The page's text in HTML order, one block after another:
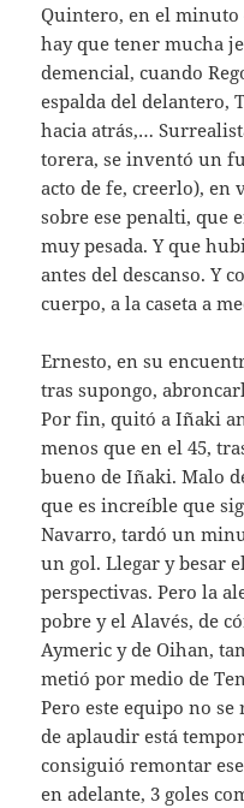
Quintero, en el
hay que tener mucha
demencial, cuando
espalda del delantero,
hacia atrás,…
torera, se inventó un
acto de fe, creerlo), en
sobre ese penalti, que
muy pesada. Y que
antes del descanso. Y
cuerpo, a la caseta a
Ernesto, en su
tras supongo,
Por fin, quitó a Iñaki
menos que en el 45,
bueno de Iñaki. Malo
que es increíble que
Navarro, tardó un
un gol. Llegar y besar
perspectivas. Pero la
pobre y el Alavés, de
Aymeric y de Oihan,
metió por medio de
Pero este equipo no se
de aplaudir está
consiguió remontar
en adelante, 3 goles